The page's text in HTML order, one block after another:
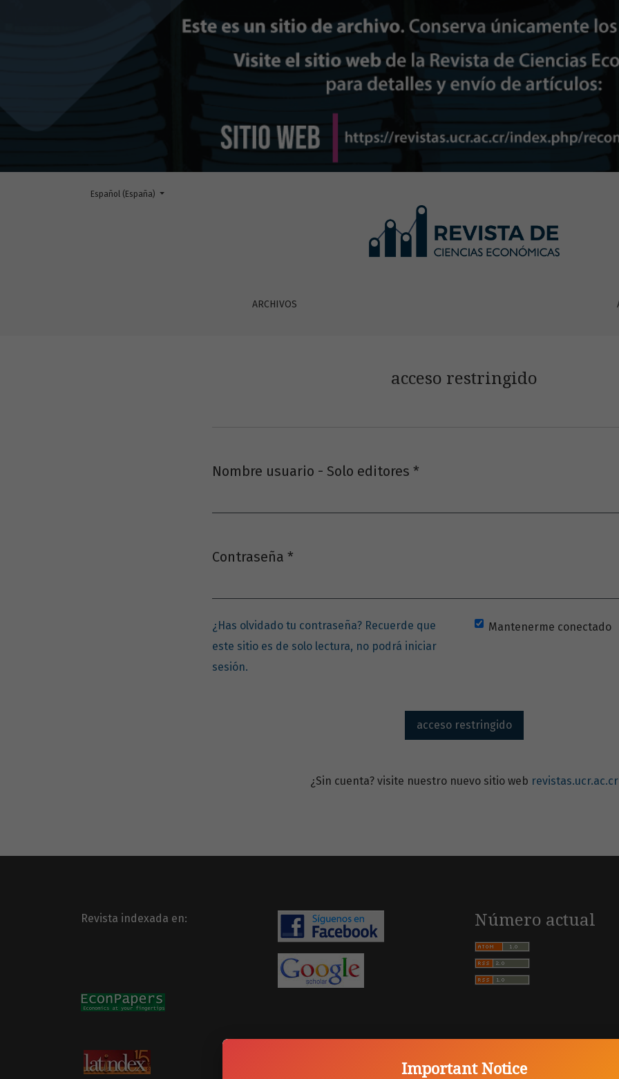
acceso restringido
ARCHIVOS
Cambiar el idioma. El actual es:
Español (España)
acceso restringido
Nombre usuario - Solo editores *
Contraseña *
¿Has olvidado tu contraseña? Recuerde que
este sitio es de solo lectura, no podrá iniciar
sesión.
Mantenerme conectado
acceso restringido
¿Sin cuenta? visite nuestro nuevo sitio web revistas.ucr.ac.cr
Revista indexada en: Número actual
Important Notice